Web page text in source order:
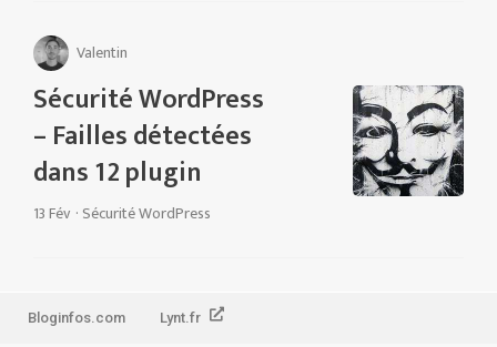
Valentin
Sécurité WordPress
– Failles détectées
dans 12 plugin
13 Fév · Sécurité WordPress
Bloginfos.com Lynt.fr